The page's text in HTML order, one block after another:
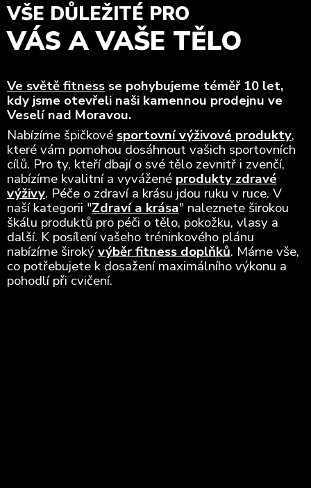
VŠE DŮLEŽITÉ PRO
VÁS A VAŠE TĚLO
Ve světě fitness se pohybujeme téměř 10 let,
kdy jsme otevřeli naši kamennou prodejnu ve
Veselí nad Moravou.
Nabízíme špičkovésportovní výživové produkty,
které vám pomohou dosáhnout vašich sportovních
cílů. Pro ty, kteří dbají o své tělo zevnitř i zvenčí,
nabízíme kvalitní a vyvážené produkty zdravé
výživy. Péče o zdraví a krásu jdou ruku v ruce. V
naší kategorii "Zdraví a krása" naleznete širokou
škálu produktů pro péči o tělo, pokožku, vlasy a
další. K posílení vašeho tréninkového plánu
nabízíme širokývýběr fitness doplňků. Máme vše,
co potřebujete k dosažení maximálního výkonu a
pohodlí při cvičení.